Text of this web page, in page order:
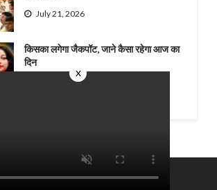
x
July 21, 2026
किसका लगेगा जैकपॉट, जाने कैसा रहेगा आज का
दिन
July 21, 2026
Theme by Silk Themes